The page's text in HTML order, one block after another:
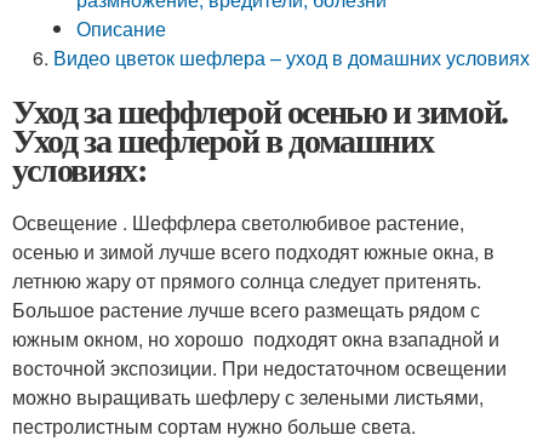
Описание
Видео цветок шефлера – уход в домашних условиях
Уход за шеффлерой осенью и зимой.
Уход за шефлерой в домашних
условиях:
Освещение . Шеффлера светолюбивое растение,
осенью и зимой лучше всего подходят южные окна, в
летнюю жару от прямого солнца следует притенять.
Большое растение лучше всего размещать рядом с
южным окном, но хорошо подходят окна взападной и
восточной экспозиции. При недостаточном освещении
можно выращивать шефлеру с зелеными листьями,
пестролистным сортам нужно больше света.